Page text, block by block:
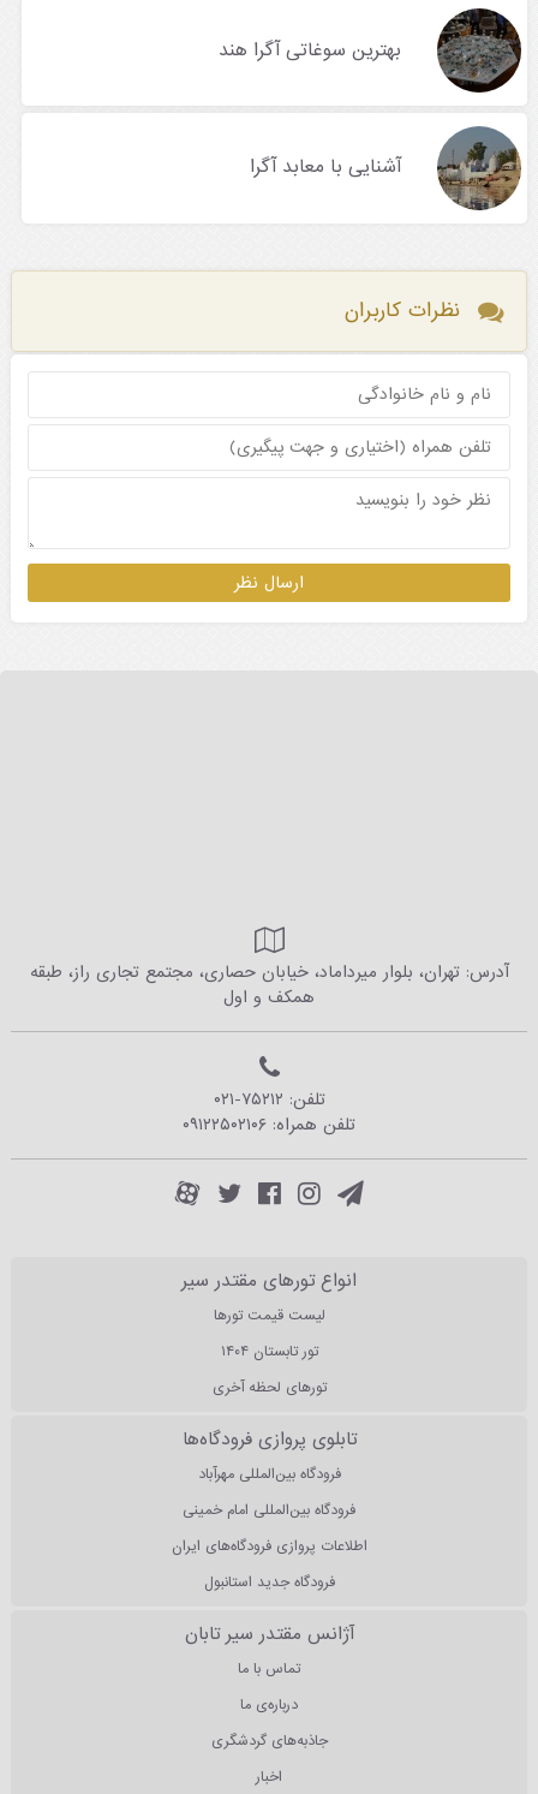
بهترین سوغاتی آگرا هند
آشنایی با معابد آگرا
نظرات کاربران
آدرس: تهران، بلوار میرداماد، خیابان حصاری، مجتمع تجاری راز، طبقه
همکف و اول
تلفن: ۰۲۱-۷۵۲۱۲
تلفن همراه: ۰۹۱۲۲۵۰۲۱۰۶
انواع تورهای مقتدر سیر
لیست قیمت تورها
تور تابستان ۱۴۰۴
تورهای لحظه آخری
تابلوی پروازی فرودگاه‌ها
فرودگاه بین‌المللی مهرآباد
فرودگاه بین‌المللی امام خمینی
اطلاعات پروازی فرودگاه‌های ایران
فرودگاه جدید استانبول
آژانس مقتدر سیر تابان
تماس با ما
درباره‌ی ما
جاذبه‌های گردشگری
اخبار